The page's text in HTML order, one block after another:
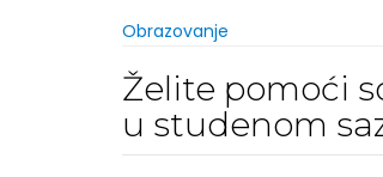
Obrazovanje
Želite pomoći
u studenom